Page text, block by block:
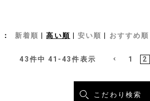
新着順 高い順 安い順 おすすめ順
43件中 41 - 43件表示 1 2
こだわり検索